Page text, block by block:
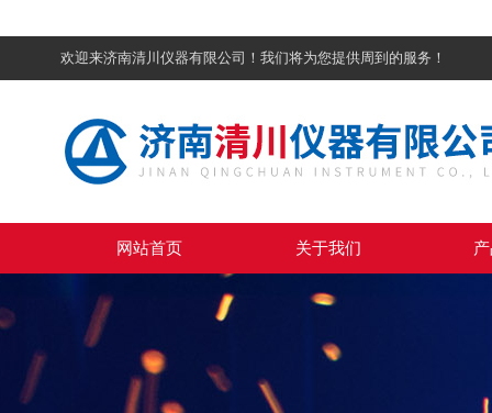
欢迎来济南清川仪器有限公司！我们将为您提供周到的服务！
网站首页 关于我们